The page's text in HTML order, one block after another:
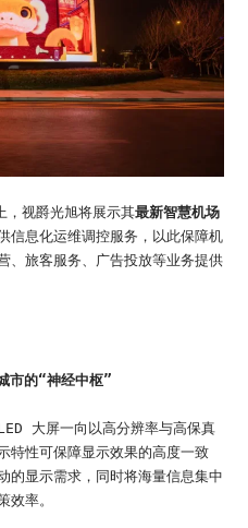
视爵光旭将展示其最新智慧机场
信息化运维调控服务，以此保障机
、旅客服务、广告投放等业务提供
市的“神经中枢”
大屏一向以高分辨率与高保真
特性可保障显示效果的高度一致
的显示需求，同时将海量信息集中
效率。